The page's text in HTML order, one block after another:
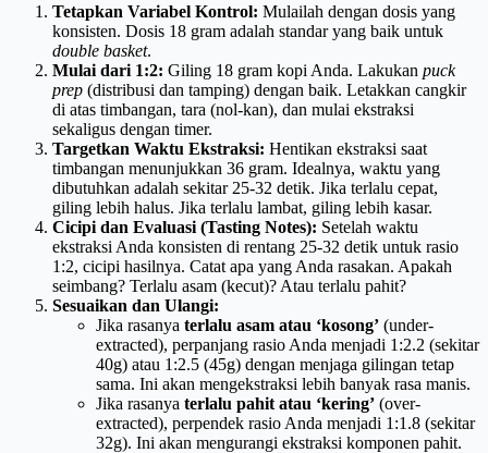
Tetapkan Variabel Kontrol: Mulailah dengan dosis yang
konsisten. Dosis 18 gram adalah standar yang baik untuk
double basket.
Mulai dari 1:2: Giling 18 gram kopi Anda. Lakukan puck
prep (distribusi dan tamping) dengan baik. Letakkan cangkir
di atas timbangan, tara (nol-kan), dan mulai ekstraksi
sekaligus dengan timer.
Targetkan Waktu Ekstraksi: Hentikan ekstraksi saat
timbangan menunjukkan 36 gram. Idealnya, waktu yang
dibutuhkan adalah sekitar 25-32 detik. Jika terlalu cepat,
giling lebih halus. Jika terlalu lambat, giling lebih kasar.
Cicipi dan Evaluasi (Tasting Notes): Setelah waktu
ekstraksi Anda konsisten di rentang 25-32 detik untuk rasio
1:2, cicipi hasilnya. Catat apa yang Anda rasakan. Apakah
seimbang? Terlalu asam (kecut)? Atau terlalu pahit?
Sesuaikan dan Ulangi:
Jika rasanya terlalu asam atau ‘kosong’ (under-
extracted), perpanjang rasio Anda menjadi 1:2.2 (sekitar
40g) atau 1:2.5 (45g) dengan menjaga gilingan tetap
sama. Ini akan mengekstraksi lebih banyak rasa manis.
Jika rasanya terlalu pahit atau ‘kering’ (over-
extracted), perpendek rasio Anda menjadi 1:1.8 (sekitar
32g). Ini akan mengurangi ekstraksi komponen pahit.